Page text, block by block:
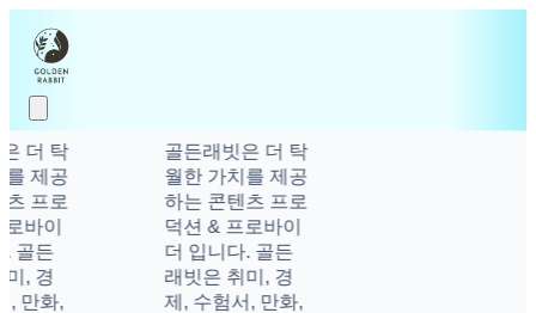
더 탁
제공
프로
바이
골든
, 경
, 만화,
골든래빗은 더 탁
월한 가치를 제공
하는 콘텐츠 프로
덕션 & 프로바이
더 입니다. 골든
래빗은 취미, 경
제, 수험서, 만화,